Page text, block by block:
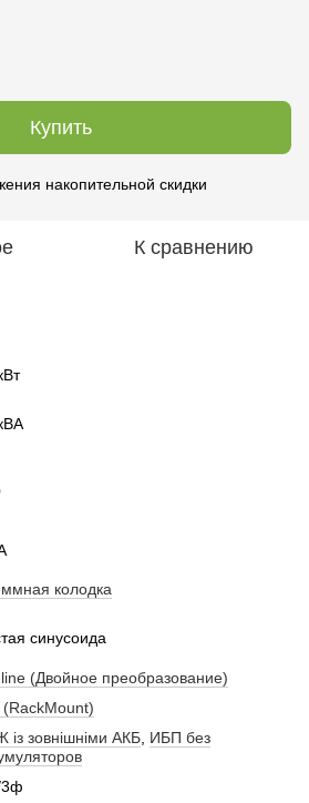
Купить
накопительной скидки
К сравнению
колодка
синусоида
(Двойное преобразование)
(RackMount)
із зовнішніми АКБ ИБП без